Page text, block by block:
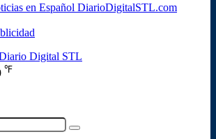
en Español DiarioDigitalSTL.com
Digital STL
℉
Buscar